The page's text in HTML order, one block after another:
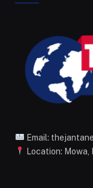
Email:
Location: Mowa,